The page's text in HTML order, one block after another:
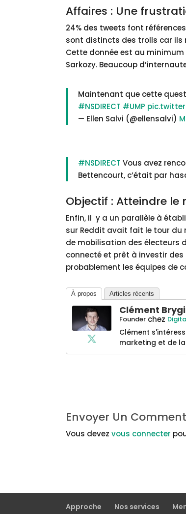
Affaires : Une
24% des tweets font
sont distincts des trolls car ils
Cette donnée est au
Sarkozy. Beaucoup
Maintenant que cette
#NSDIRECT #UMP
— Ellen Salvi (@ellensalvi)
#NSDIRECT Vous avez
Bettencourt, c’était par
Objectif : Atteindre le
Enfin, il y a un parallèle à
sur Reddit avait fait le tour du
de mobilisation des électeurs
connecté et prêt à investir
probablement les équipes de
À propos Articles récents
Clément
Founder chez
Clément
marketing et de
Envoyer Un
Vous devezvous connecter
Approche Nos services